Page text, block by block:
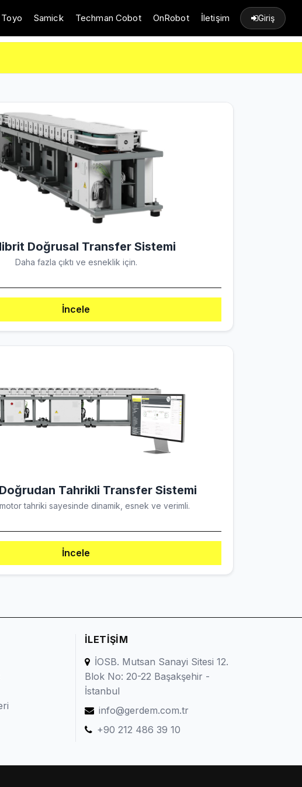
Toyo Samick Techman Cobot OnRobot İletişim Giriş
Doğrusal Transfer Sistemi
Daha fazla çıktı ve esneklik için.
İncele
Tahrikli Transfer Sistemi
tahriki sayesinde dinamik, esnek ve verimli.
İncele
İLETIŞIM
İOSB. Mutsan Sanayi Sitesi 12.
Blok No: 20-22 Başakşehir -
İstanbul
info@gerdem.com.tr
+90 212 486 39 10